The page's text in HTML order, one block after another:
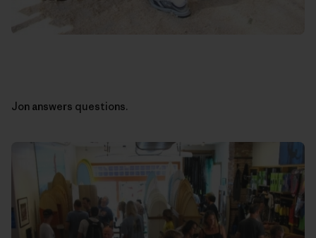
Jon answers questions.